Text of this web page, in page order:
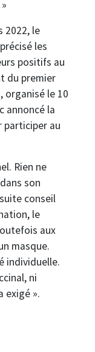
2022, le
les
positifs au
du premier
organisé le 10
annoncé la
participer au
Rien ne
son
conseil
le
aux
masque.
individuelle.
ni
exigé ».